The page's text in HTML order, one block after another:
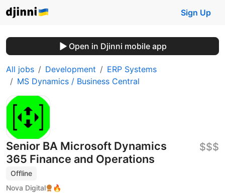
Sign Up
Open in Djinni mobile app
All jobs Development
ERP Systems
MS Dynamics / Business Central
Senior BA Microsoft Dynamics
365 Finance and Operations
Offline
Nova Digital
🔥
$$$